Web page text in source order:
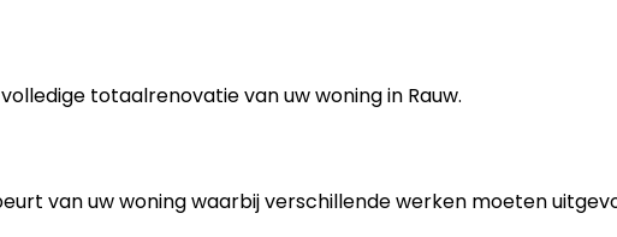
totaalrenovatie van uw woning in Rauw.
van uw woning waarbij verschillende werken moeten